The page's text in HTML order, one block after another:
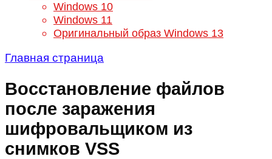
Windows 10
Windows 11
Оригинальный образ Windows 13
Главная страница
Восстановление файлов
после заражения
шифровальщиком из
снимков VSS